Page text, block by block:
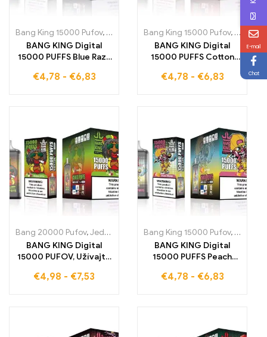
Bang King 15000 Pufov, Jednorázové e-cigarety Švédsko,
BANG KING Digital
15000 PUFFS Blue Razz
jednorazová e-
€4,78 - €6,83
Bang King 15000 Pufov,
BANG KING Digital
15000 PUFFS Cotton
jednorazová e-
€4,78 - €6,83
Bang 20000 Pufov,Jednorazové e-cigaretky ,Jednorázové e-
BANG KING Digital
15000 PUFOV, Užívajte
hmlou
€4,98 - €7,53
Bang King 15000 Pufov,
BANG KING Digital
15000 PUFFS Peach
plných sladkých
€4,78 - €6,83
E-mail
Chat